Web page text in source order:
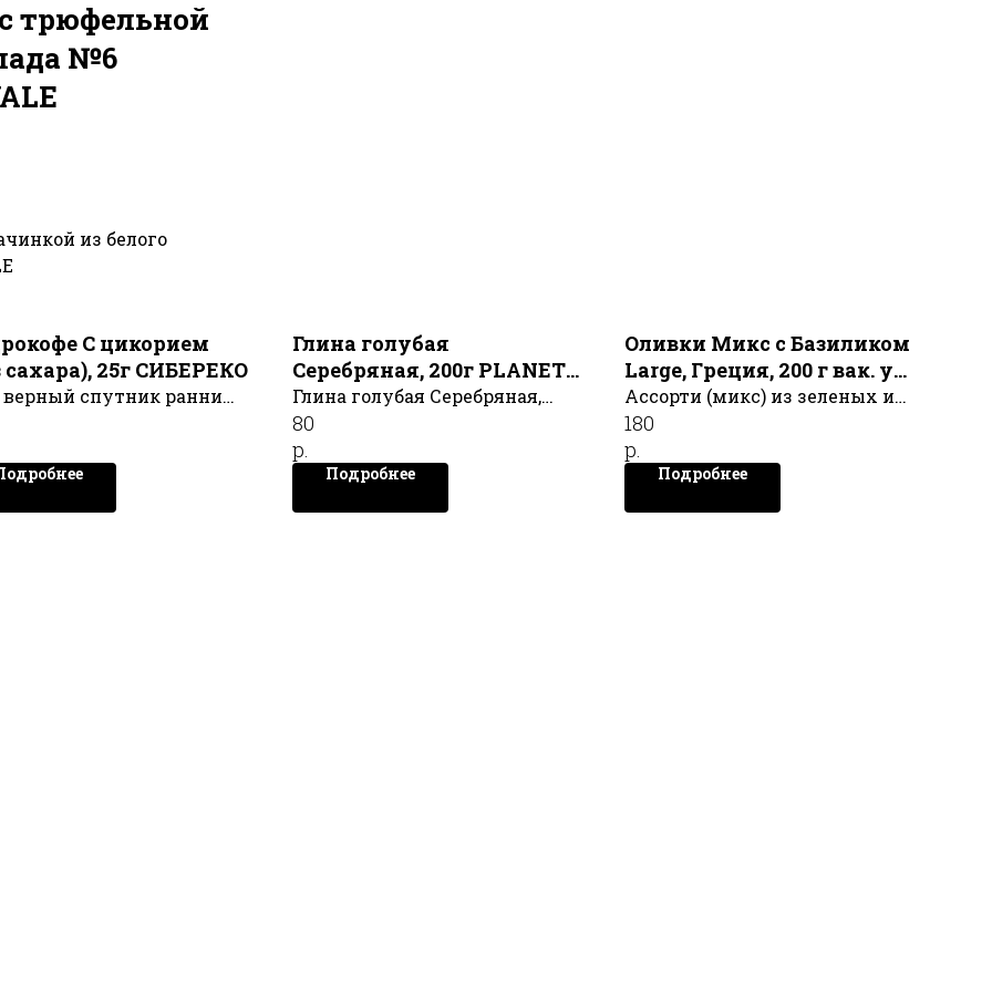
трюфельной
№6
из белого
С цикорием
сахара), 25г СИБЕРЕКО
спутник ранним
на каждый день -
кедрокофе с
Глина голубая
Серебряная, 200г PLANET
SPA ALTAI
Глина голубая Серебряная,
200г PLANET SPA ALTAI
80
р.
Подробнее
Оливки Микс с Базиликом
Large, Греция, 200 г вак. уп.
EL GREKO
Ассорти (микс) из зеленых и
темных греческих оливок
позволит Вам насладиться
разнообразием вкусов и
180
р.
Подробнее